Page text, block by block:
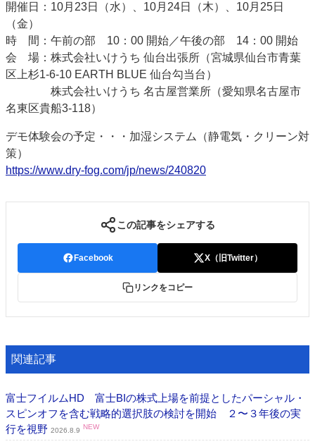
開催日：10月23日（水）、10月24日（木）、10月25日
（金）​​​​​
時 間：午前の部 10：00 開始／午後の部 14：00 開始​​​​​
会 場：株式会社いけうち 仙台出張所（宮城県仙台市青葉
区上杉1-6-10 EARTH BLUE 仙台勾当台）
株式会社いけうち 名古屋営業所（愛知県名古屋市
名東区貴船3-118）
デモ体験会の予定・・・加湿システム（静電気・クリーン対
策）
https://www.dry-fog.com/jp/news/240820
この記事をシェアする
Facebook X（旧Twitter）
リンクをコピー
関連記事
富士フイルムHD 富士BIの株式上場を前提としたパーシャル・
スピンオフを含む戦略的選択肢の検討を開始 ２〜３年後の実
行を視野 2026.8.9 NEW